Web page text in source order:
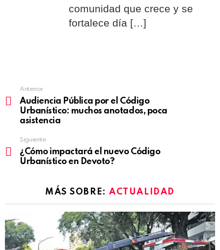
comunidad que crece y se
fortalece día […]
Anterior
Audiencia Pública por el Código
Urbanístico: muchos anotados, poca
asistencia
Siguiente
¿Cómo impactará el nuevo Código
Urbanístico en Devoto?
MÁS SOBRE:ACTUALIDAD